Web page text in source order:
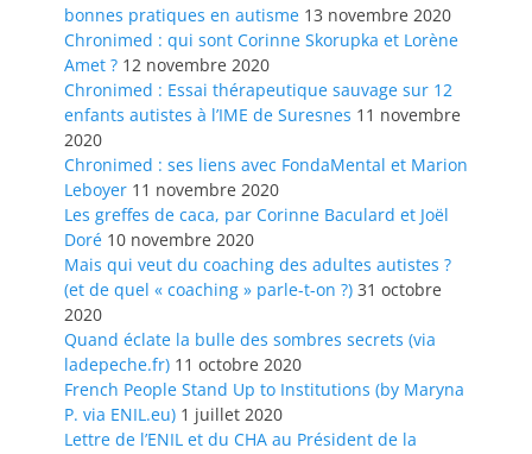
bonnes pratiques en autisme 13 novembre 2020
Chronimed : qui sont Corinne Skorupka et Lorène
Amet ? 12 novembre 2020
Chronimed : Essai thérapeutique sauvage sur 12
enfants autistes à l’IME de Suresnes 11 novembre
2020
Chronimed : ses liens avec FondaMental et Marion
Leboyer 11 novembre 2020
Les greffes de caca, par Corinne Baculard et Joël
Doré 10 novembre 2020
Mais qui veut du coaching des adultes autistes ?
(et de quel « coaching » parle-t-on ?) 31 octobre
2020
Quand éclate la bulle des sombres secrets (via
ladepeche.fr) 11 octobre 2020
French People Stand Up to Institutions (by Maryna
P. via ENIL.eu) 1 juillet 2020
Lettre de l’ENIL et du CHA au Président de la